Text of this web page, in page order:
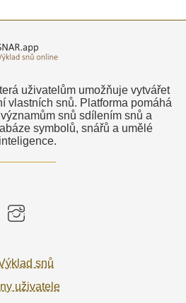
uživatelům umožňuje vytvářet
vlastních snů. Platforma pomáhá
snů sdílením snů a
symbolů, snářů a umělé
inteligence.
snů
uživatele